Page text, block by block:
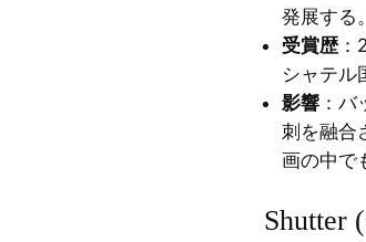
発展する。
受賞歴：
シャテル
影響 ：
刺を融合
画の中で
Shutter